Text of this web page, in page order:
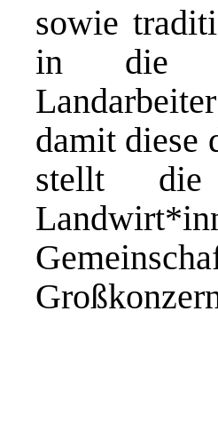
sowie
in die
damit diese
stellt die